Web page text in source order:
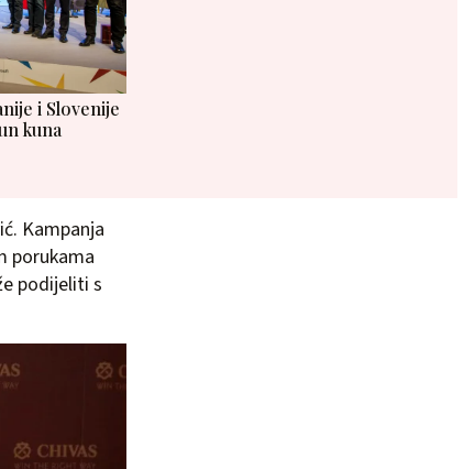
i Slovenije
kuna
Kampanja
porukama
podijeliti s